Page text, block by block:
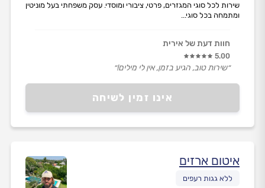
אינו זמין לשיחה
שירות לכל סוגי המגזרים, פרטי, ציבורי ומוסדי. עסק משפחתי בעל מוניטין
ומתמחה בכל סוגי...
חוות דעת של אירית
5.00
״שירות טוב, הגיע בזמן, אין לי מילים!״
איטום ארזים